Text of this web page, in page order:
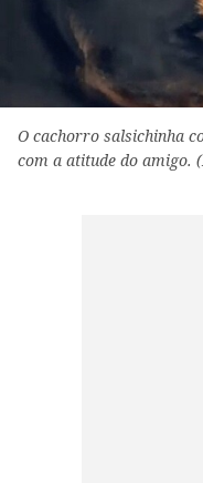
O cachorro salsichinha
com a atitude do amigo.